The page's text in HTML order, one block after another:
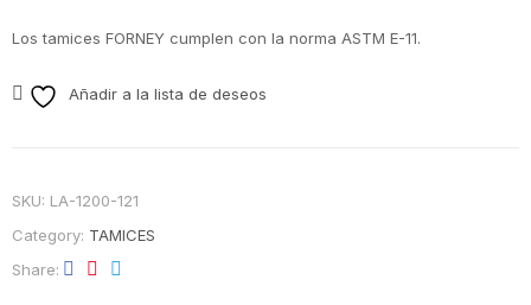
Los tamices FORNEY cumplen con la norma ASTM E-11.
Añadir a la lista de deseos
SKU: LA-1200-121
Category: TAMICES
Share